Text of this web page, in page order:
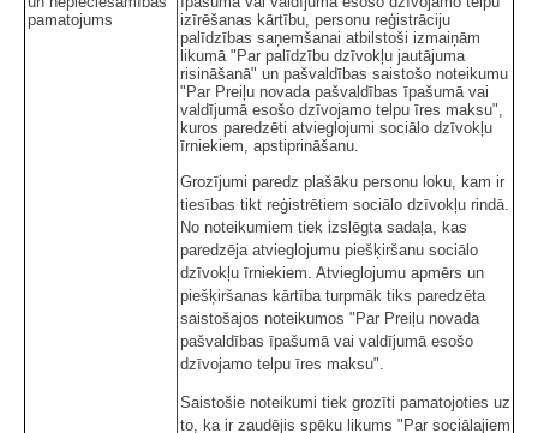
pamatojums
izīrēšanas kārtību, personu reģistrāciju
palīdzības saņemšanai atbilstoši izmaiņām
likumā "Par palīdzību dzīvokļu jautājuma
risināšanā" un pašvaldības saistošo noteikumu
"Par Preiļu novada pašvaldības īpašumā vai
valdījumā esošo dzīvojamo telpu īres maksu",
kuros paredzēti atvieglojumi sociālo dzīvokļu
īrniekiem, apstiprināšanu.
Grozījumi paredz plašāku personu loku, kam ir
tiesības tikt reģistrētiem sociālo dzīvokļu rindā.
No noteikumiem tiek izslēgta sadaļa, kas
paredzēja atvieglojumu piešķiršanu sociālo
dzīvokļu īrniekiem. Atvieglojumu apmērs un
piešķiršanas kārtība turpmāk tiks paredzēta
saistošajos noteikumos "Par Preiļu novada
pašvaldības īpašumā vai valdījumā esošo
dzīvojamo telpu īres maksu".
Saistošie noteikumi tiek grozīti pamatojoties uz
to, ka ir zaudējis spēku likums "Par sociālajiem